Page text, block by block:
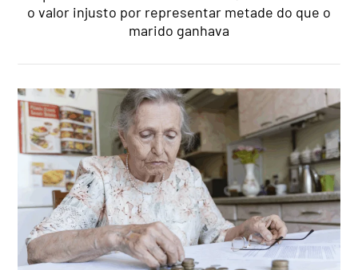
o valor injusto por representar metade do que o
marido ganhava